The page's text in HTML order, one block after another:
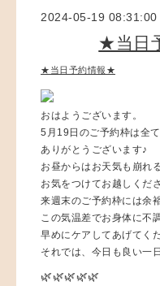
2024-05-19 08:31:00
★当日
★当日予約情報★
おはようございます。
5月19日のご予約枠は全て
ありがとうございます♪
お昼からはお天気も崩れ
お気をつけてお越しくだ
来週末のご予約枠には余
この気温差でお身体に不
早めにケアしてあげてく
それでは、今日も良い一
🌿🌿🌿🌿🌿